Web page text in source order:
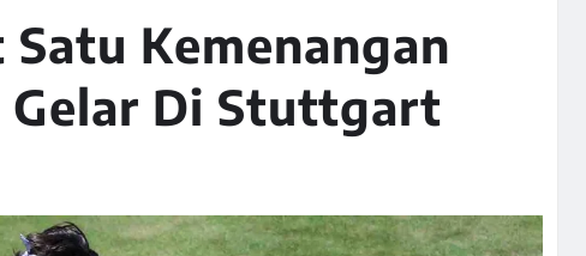
Kemenangan
Di Stuttgart